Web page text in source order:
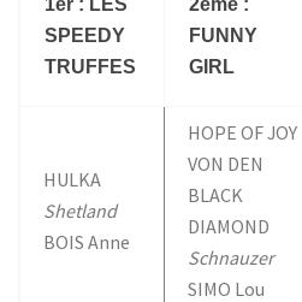
SPEEDY
TRUFFES
FUNNY
GIRL
HULKA
Shetland
BOIS Anne
HOPE OF JOY
VON DEN
BLACK
DIAMOND
Schnauzer
SIMO Lou